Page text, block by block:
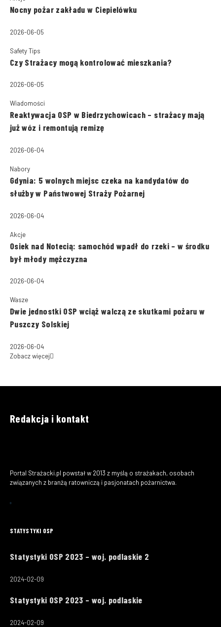
Nocny pożar zakładu w Ciepielówku
2026-06-05
Safety Tips
Czy Strażacy mogą kontrolować mieszkania?
2026-06-05
Wiadomości
Reaktywacja OSP w Biedrzychowicach – strażacy mają
już wóz i remontują remizę
2026-06-04
Nabory
Gdynia: 5 wolnych miejsc czeka na kandydatów do
służby w Państwowej Straży Pożarnej
2026-06-04
Akcje
Osiek nad Notecią: samochód wpadł do rzeki – w środku
był młody mężczyzna
2026-06-04
Wasze
Dwie jednostki OSP wciąż walczą ze skutkami pożaru w
Puszczy Solskiej
2026-06-04
Zobacz więcej
Redakcja i kontakt
Portal Strażacki.pl powstał w 2013 z myślą o strażakach, osobach
związanych z branżą ratowniczą i pasjonatach pożarnictwa.
STATYSTYKI OSP
Statystyki OSP 2023 – woj. podlaskie 2
2024-02-09
Statystyki OSP 2023 – woj. podlaskie
2024-02-09